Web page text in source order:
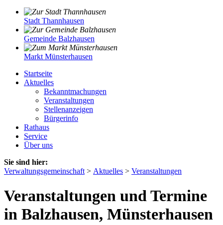
Stadt Thannhausen
Gemeinde Balzhausen
Markt Münsterhausen
Startseite
Aktuelles
Bekanntmachungen
Veranstaltungen
Stellenanzeigen
Bürgerinfo
Rathaus
Service
Über uns
Sie sind hier:
Verwaltungsgemeinschaft > Aktuelles > Veranstaltungen
Veranstaltungen und Termine
in Balzhausen, Münsterhausen